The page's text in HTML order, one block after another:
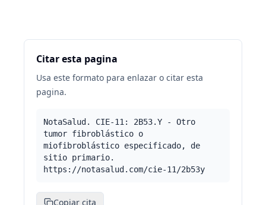
Citar esta pagina
Usa este formato para enlazar o citar esta
pagina.
NotaSalud. CIE-11: 2B53.Y - Otro
tumor fibroblástico o
miofibroblástico especificado, de
sitio primario.
https://notasalud.com/cie-11/2b53y
Copiar cita